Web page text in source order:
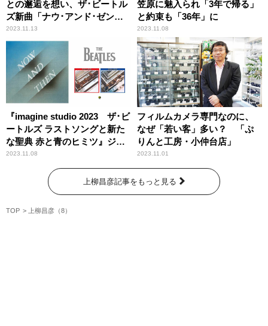
との邂逅を想い、ザ･ビートル
ズ新曲「ナウ･アンド･ゼン」
に感激
2023.11.13
笠原に魅入られ「3年で帰る」
と約束も「36年」に
2023.11.08
『imagine studio 2023 ザ･ビ
ートルズ ラストソングと新た
な聖典 赤と青のヒミツ』ジョ
ン・レノンの名曲「imagine」
の名を持つ世界で唯一のラジ
オスタジオからお届けする至
2023.11.08
フィルムカメラ専門なのに、
なぜ「若い客」多い？ 「ぷ
りんと工房・小仲台店」
2023.11.01
上柳昌彦記事をもっと見る
TOP 上柳昌彦（8）